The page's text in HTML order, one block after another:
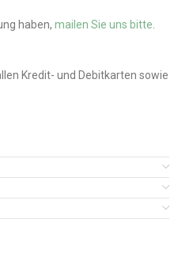
haben, mailen Sie uns bitte
Kredit- und Debitkarten sowie